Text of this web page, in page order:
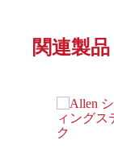
関連製品